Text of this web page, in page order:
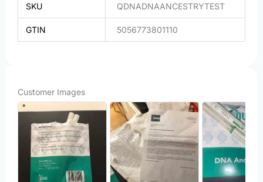
SKU QDNADNAANCESTRYTEST
GTIN 5056773801110
Customer Images